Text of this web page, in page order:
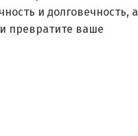
и долговечность, а
превратите ваше